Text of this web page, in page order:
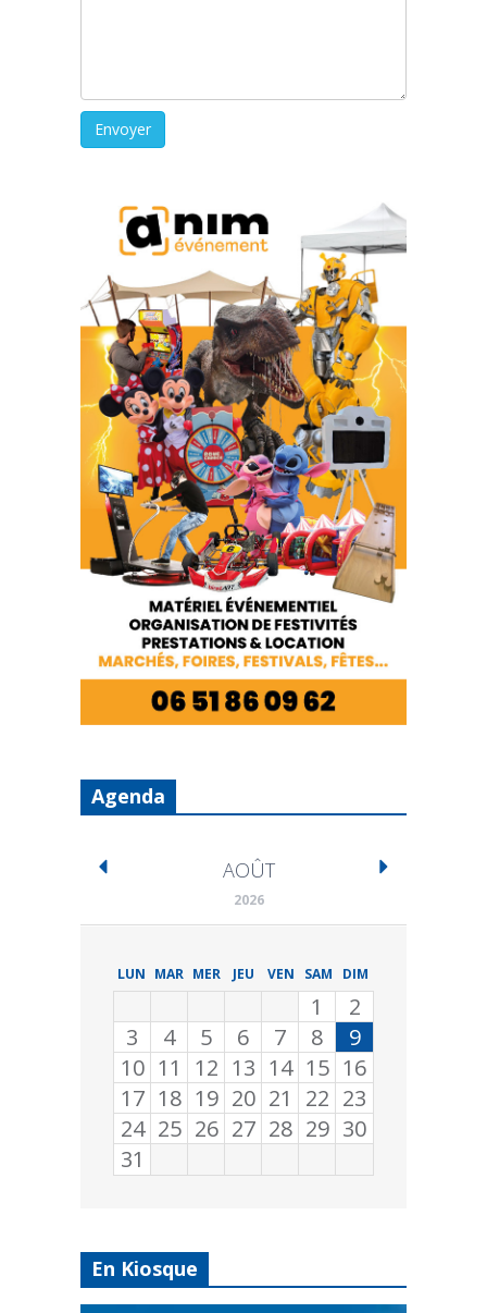
Agenda
AOÛT
2026
LUN MAR MER JEU VEN SAM DIM
1
2
3
4 5 6 7 8
9
10 11 12 13 14 15 16
17 18 19 20 21 22 23
24 25 26 27 28 29 30
31
En Kiosque